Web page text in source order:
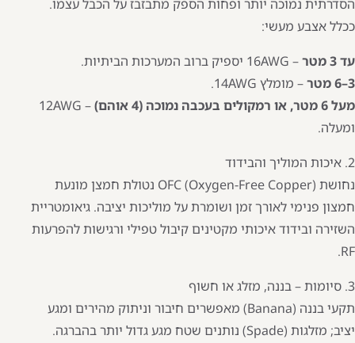
הסדרתית נמוכה יותר ופחות הספק מתבזבז על הכבל עצמו.
ככלל אצבע מעשי:
עד 3 מטר
– 16AWG יספיק ברוב המערכות הביתיות.
3–6 מטר
– מומלץ 14AWG.
מעל 6 מטר, או רמקולים בעכבה נמוכה (4 אוהם)
– 12AWG
ומעלה.
2. איכות המוליך והבידוד
נחושת OFC (Oxygen-Free Copper) נטולת חמצן מונעת
חמצון פנימי לאורך זמן ושומרת על מוליכות יציבה. גיאומטריית
השזירה ובידוד איכותי מקטינים קיבול טפילי ורגישות להפרעות
RF.
3. סיומות – בננה, מזלג או חשוף
תקעי בננה (Banana) מאפשרים חיבור וניתוק מהירים ומגע
יציב; מזלגות (Spade) נותנים שטח מגע גדול יותר בהברגה.